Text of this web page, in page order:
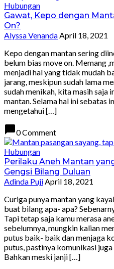
Hubungan
Gawat, Kepo dengan
On?
Alyssa VenandaApril 18, 2021
Kepo dengan mantan sering
belum bias move on. Memang
menjadi hal yang tidak mudah
jarang, meskipun sudah lama
sudah menikah, kita masih saja
mantan. Selama hal ini sebatas
mengetahui […]
chat_bubble0 Comment
Hubungan
Perilaku Aneh Mantan
Gengsi Bilang Duluan
Adinda PujiApril 18, 2021
Curiga punya mantan yang
buat bilang apa- apa?
Tapi tetap saja kamu merasa
sebelumnya, mungkin kalian
putus baik- baik dan menjaga
putus, pastinya komunikasi
Bahkan meski janji […]